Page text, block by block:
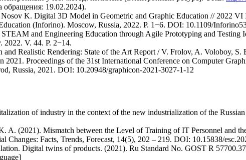
обращения: 19.02.2024).
K. Digital 3D Model in Geometric and Graphic Education // 2022 VI
(Inforino). Moscow, Russia, 2022. P. 1−6. DOI: 10.1109/
and Engineering Education through Agile Prototyping and Testing
V. 44. P. 2−14.
and Realistic Rendering: State of the Art Report / V. Frolov, A. Voloboy,
2021. Proceedings of the 31st International Conference on Computer
Russia, 2021. DOI: 10.20948/graphicon-2021-3027-1-12
of industry in the context of the new industrialization of the
A. (2021). Mismatch between the Level of Training of IT Personnel and
Changes: Facts, Trends, Forecast, 14(5), 202 – 219. DOI: 10.15838/
Digital twins of products. (2021). Ru Standard No. GOST R